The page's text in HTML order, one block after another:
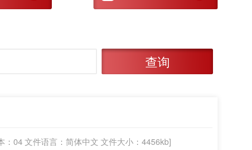
查询
04 文件语言：简体中文 文件大小：4456kb]